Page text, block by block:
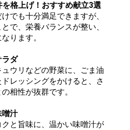
格上げ！おすすめ献立3選
でも十分満足できますが、
で、栄養バランスが整い、
ります。
ラダ
ウリなどの野菜に、ごま油
レッシングをかけると、さ
相性が抜群です。
噌汁
と旨味に、温かい味噌汁が